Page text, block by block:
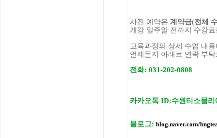
사전 예약은 계약금(전체
개강 일주일 전까지 수강료
교육과정의 상세 수업 내용
언제든지
아래로 연락 부
전화: 031-202-0808
카카오톡 ID:수원티소믈리
블로그: blog.naver.com/